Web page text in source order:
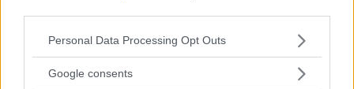
Please note that this website/app uses one or more Google
not limited to your visit or usage behaviour. You may click to
Personal Data Processing Opt Outs
Google consentsBaby Sitter